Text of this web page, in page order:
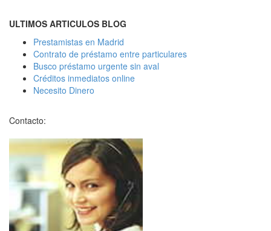
ULTIMOS ARTICULOS BLOG
Prestamistas en Madrid
Contrato de préstamo entre particulares
Busco préstamo urgente sin aval
Créditos inmediatos online
Necesito Dinero
Contacto: